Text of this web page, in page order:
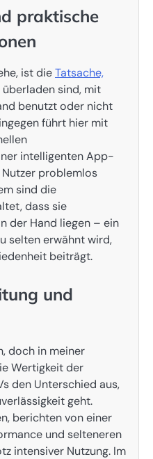
praktische
ist dieTatsache,
überladen sind, mit
benutzt oder nicht
führt hier mit
intelligenten App-
problemlos
sind die
dass sie
der Hand liegen – ein
selten erwähnt wird,
beiträgt.
und
doch in meiner
Wertigkeit der
den Unterschied aus,
geht.
berichten von einer
und selteneren
intensiver Nutzung. Im